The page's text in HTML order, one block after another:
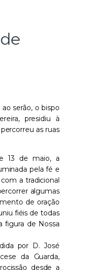
serão, o bispo
presidiu à
as ruas
13 de maio, a
pela fé e
a tradicional
algumas
de oração
fiéis de todas
figura de Nossa
por D. José
da Guarda,
desde a